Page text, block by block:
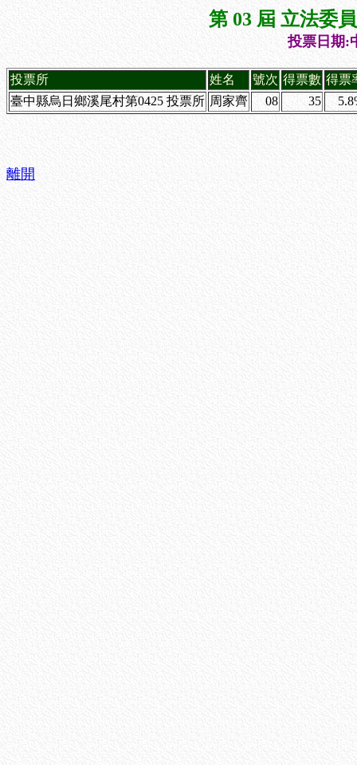
第 03 屆 立法委
投票日期:
投票所 姓名 號次 得票數 得票
臺中縣烏日鄉溪尾村第0425 投票所 周家齊 08 35
離開